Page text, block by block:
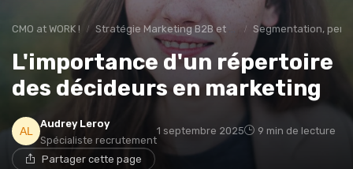
CMO at WORK ! Stratégie Marketing B2B et B2C Segmentation,
L'importance d'un répertoire
des décideurs en marketing
Audrey Leroy
Spécialiste recrutement
1 septembre 2025 9 min de lecture
Partager cette page